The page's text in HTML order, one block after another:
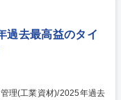
等 ※製造から現場、事務
ています。生産部門から
整、受注から出荷までの
勤無
過去最高益のタイ